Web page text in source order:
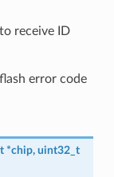
receive ID
error code
*chip, uint32_t